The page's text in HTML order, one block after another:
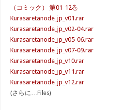
（コミック） 第01-12巻
Kurasaretanode_jp_v01.rar
Kurasaretanode_jp_v02-04.rar
Kurasaretanode_jp_v05-06.rar
Kurasaretanode_jp_v07-09.rar
Kurasaretanode_jp_v10.rar
Kurasaretanode_jp_v11.rar
Kurasaretanode_jp_v12.rar
(さらに…Files)